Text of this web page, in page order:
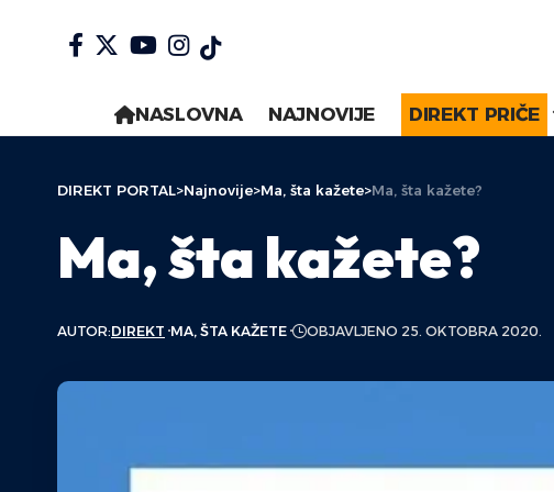
NASLOVNA NAJNOVIJE DIREKT PRIČE
DIREKT PORTAL>Najnovije>Ma, šta kažete>Ma, šta kažete?
Ma, šta kažete?
AUTOR:DIREKT MA, ŠTA KAŽETE OBJAVLJENO 25. OKTOBRA 2020.